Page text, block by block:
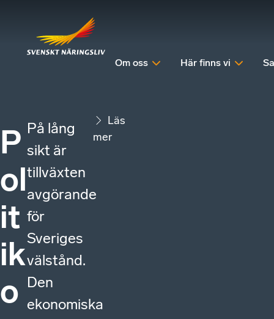
Om oss Här finns vi
P
ol
it
ik
o
På lång
sikt är
tillväxten
avgörande
för
Sveriges
välstånd.
Den
ekonomiska
Läs
mer